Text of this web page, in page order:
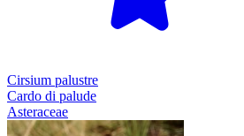
Cirsium palustre
Cardo di palude
Asteraceae